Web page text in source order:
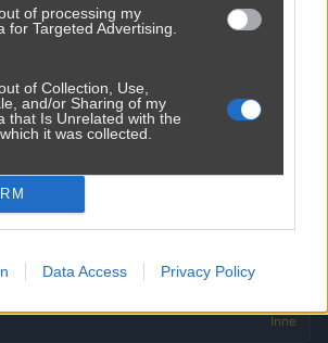
of processing my
for Targeted Advertising.
of Collection, Use,
and/or Sharing of my
that Is Unrelated with the
it was collected.
Data Access Privacy Policy
Oszustwo? Malwersacja? A Ty
Inne